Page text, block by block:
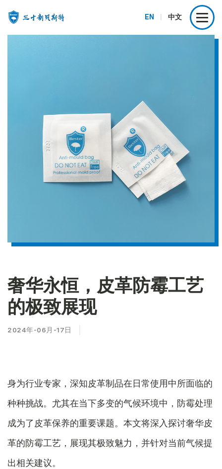
EN 中文
奢华永恒，皮革防霉工艺
的极致展现
2024年-06月-17日
身为行业专家，深知皮革制品在日常使用中所面临的
种种挑战。尤其在当下多变的气候环境中，防霉处理
成为了皮革保养的重要课题。本文将深入探讨奢华皮
革的防霉工艺，展现其极致魅力，并针对当前气候提
出相关建议。